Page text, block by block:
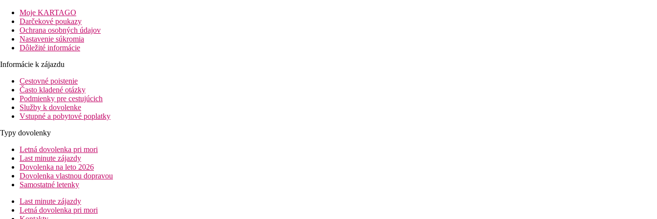
572 izieb v 54 poschodových bungalovoch v záhrade, v hlavnej budove vstupná hala s recepciou a trezormi za poplatok, hlavná reštaurácia, reštaurácia à la carte, bar, maurská kaviareň, obchodíky so
suvenírmi, kaderníctvo. Vonku 2 bazény, terasa na slnenie s lehátkami a slnečníkmi zadarmo, bar pri bazéne.
Izby
Dvojlôžková izba:kúpeľňa/WC, centrálna klimatizácia (v hlavnej sezóne), TV/sat., telefón.
Zábava
Denné aj večerné animačné a zábavné programy pre deti i dospelých, diskotéka.
Stravovanie
All Inclusive
Raňajky, obed a večera formou bufetu
Popoludňajší snack
Alkoholické a nealkoholické nápoje miestnej výroby (10.00–23.00 hod.)
Pláž
Dlhá piesočná pláž s pozvoľným vstupom do mora priamo pri hoteli. Lehátka a slnečníky zadarmo. Bar na pláži.
Športová ponuka
Zadarmo:tenis (osvetlenie za poplatok), minigolf, aerobik, šípky, stolný tenis, kolky, lukostreľba, futbal, volejbal a ďalšie športové aktivity v rámci animačných programov, nemotorizované vodné
Moje KARTAGO
Darčekové poukazy
Ochrana osobných údajov
Nastavenie súkromia
Dôležité informácie
Informácie k zájazdu
Cestovné poistenie
Často kladené otázky
Podmienky pre cestujúcich
Služby k dovolenke
Vstupné a pobytové poplatky
Typy dovolenky
Letná dovolenka pri mori
Last minute zájazdy
Dovolenka na leto 2026
Dovolenka vlastnou dopravou
Samostatné letenky
Last minute zájazdy
Letná dovolenka pri mori